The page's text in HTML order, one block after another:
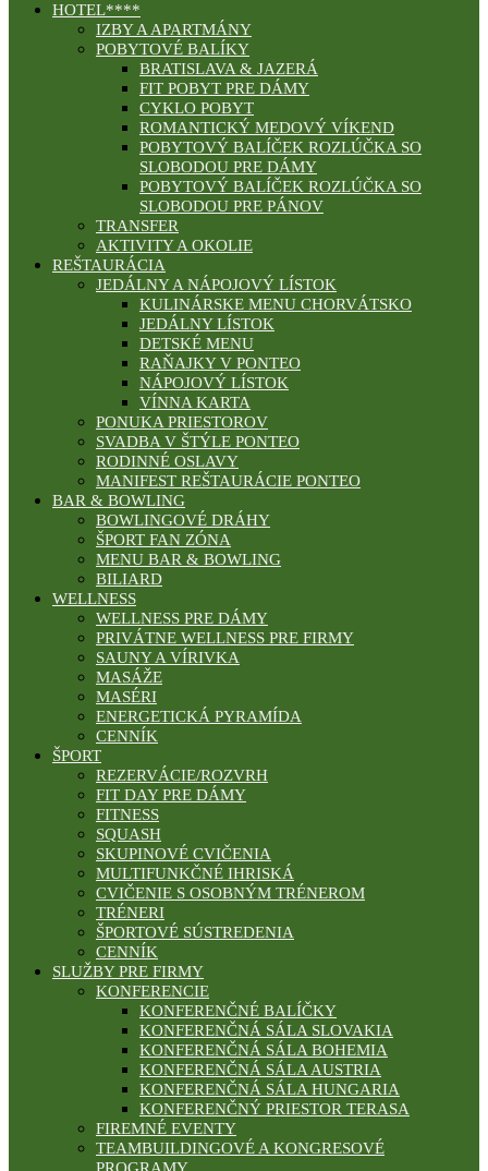
HOTEL****
IZBY A APARTMÁNY
POBYTOVÉ BALÍKY
BRATISLAVA & JAZERÁ
FIT POBYT PRE DÁMY
CYKLO POBYT
ROMANTICKÝ MEDOVÝ VÍKEND
POBYTOVÝ BALÍČEK ROZLÚČKA SO
SLOBODOU PRE DÁMY
POBYTOVÝ BALÍČEK ROZLÚČKA SO
SLOBODOU PRE PÁNOV
TRANSFER
AKTIVITY A OKOLIE
REŠTAURÁCIA
JEDÁLNY A NÁPOJOVÝ LÍSTOK
KULINÁRSKE MENU CHORVÁTSKO
JEDÁLNY LÍSTOK
DETSKÉ MENU
RAŇAJKY V PONTEO
NÁPOJOVÝ LÍSTOK
VÍNNA KARTA
PONUKA PRIESTOROV
SVADBA V ŠTÝLE PONTEO
RODINNÉ OSLAVY
MANIFEST REŠTAURÁCIE PONTEO
BAR & BOWLING
BOWLINGOVÉ DRÁHY
ŠPORT FAN ZÓNA
MENU BAR & BOWLING
BILIARD
WELLNESS
WELLNESS PRE DÁMY
PRIVÁTNE WELLNESS PRE FIRMY
SAUNY A VÍRIVKA
MASÁŽE
MASÉRI
ENERGETICKÁ PYRAMÍDA
CENNÍK
ŠPORT
REZERVÁCIE/ROZVRH
FIT DAY PRE DÁMY
FITNESS
SQUASH
SKUPINOVÉ CVIČENIA
MULTIFUNKČNÉ IHRISKÁ
CVIČENIE S OSOBNÝM TRÉNEROM
TRÉNERI
ŠPORTOVÉ SÚSTREDENIA
CENNÍK
SLUŽBY PRE FIRMY
KONFERENCIE
KONFERENČNÉ BALÍČKY
KONFERENČNÁ SÁLA SLOVAKIA
KONFERENČNÁ SÁLA BOHEMIA
KONFERENČNÁ SÁLA AUSTRIA
KONFERENČNÁ SÁLA HUNGARIA
KONFERENČNÝ PRIESTOR TERASA
FIREMNÉ EVENTY
TEAMBUILDINGOVÉ A KONGRESOVÉ